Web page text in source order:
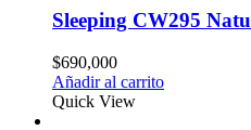
Sleeping CW295
$690,000
Añadir al carrito
Quick View